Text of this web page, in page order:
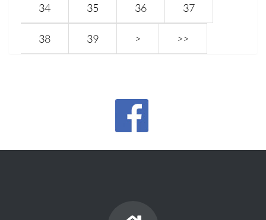
34 35 36 37
38 39 > >>